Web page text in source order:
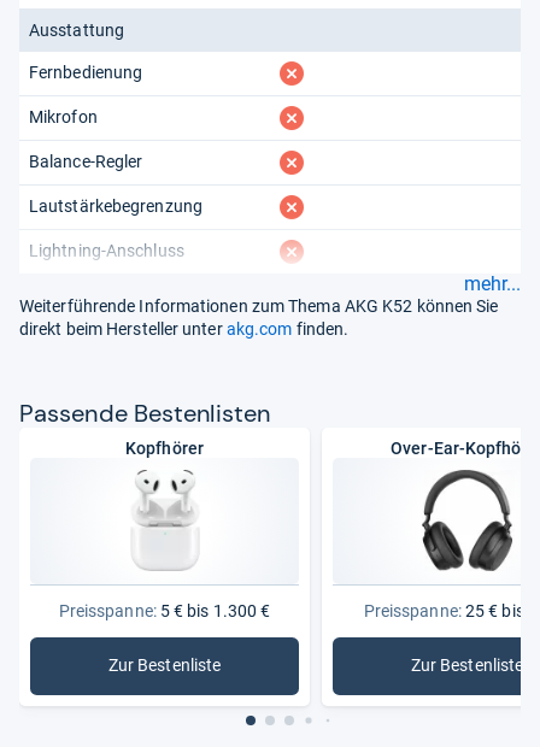
Ausstattung
Fernbedienung fehlt
Mikrofon fehlt
Balance-Regler fehlt
Lautstärkebegrenzung fehlt
Lightning-Anschluss fehlt
mehr...
Weiterführende Informationen zum Thema AKG K52 können Sie
direkt beim Hersteller unterakg.com finden.
Pas­sende Bes­ten­lis­ten
Kopfhörer
Preisspanne:5 € bis 1.300 €
Zur Bestenliste
: Kopfhörer
Over-Ear-
Preisspanne:25 € bis
Zur Bestenliste
: Over-